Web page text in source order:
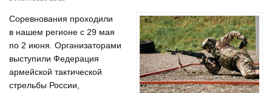
Соревнования проходили
в нашем регионе с 29 мая
по 2 июня. Организаторами
выступили Федерация
армейской тактической
стрельбы России,